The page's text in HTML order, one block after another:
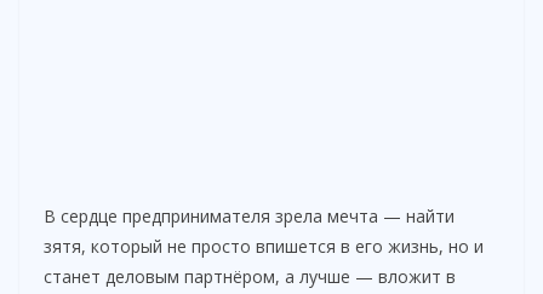
В сердце предпринимателя зрела мечта — найти
зятя, который не просто впишется в его жизнь, но и
станет деловым партнёром, а лучше — вложит в